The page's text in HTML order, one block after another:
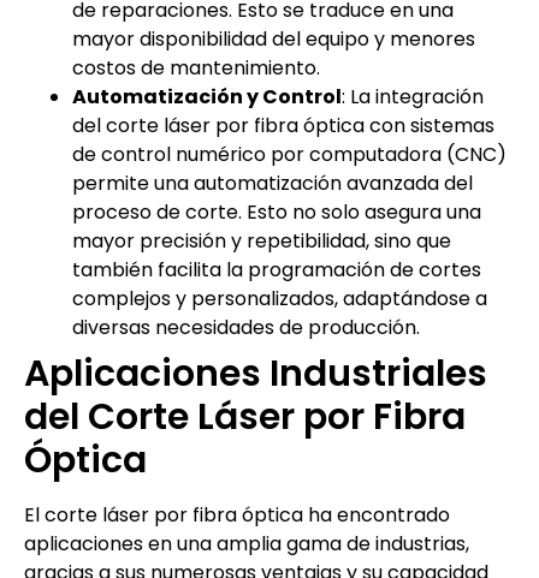
de reparaciones. Esto se traduce en una
mayor disponibilidad del equipo y menores
costos de mantenimiento.
Automatización y Control: La integración
del corte láser por fibra óptica con sistemas
de control numérico por computadora (CNC)
permite una automatización avanzada del
proceso de corte. Esto no solo asegura una
mayor precisión y repetibilidad, sino que
también facilita la programación de cortes
complejos y personalizados, adaptándose a
diversas necesidades de producción.
Aplicaciones Industriales
del Corte Láser por Fibra
Óptica
El corte láser por fibra óptica ha encontrado
aplicaciones en una amplia gama de industrias,
gracias a sus numerosas ventajas y su capacidad